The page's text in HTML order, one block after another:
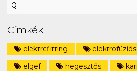
Q
Címkék
elektrofitting elektrofúziós
elgef
hegesztős